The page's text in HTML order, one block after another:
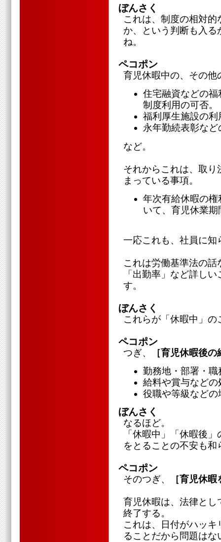
ぼんさく
これは、制度の相対
か、という判断も入
ね。
ペコポン
育児休暇中の、その他
住宅融資などの
制度利用の可否。
福利厚生施設の利
永年勤続表彰な
など。
それからこれは、取
まっている事項。
年次有給休暇の
いて、育児休業
一応これも、社員に知
これは労働基準法の話
「出勤率」など詳し
す。
ぼんさく
これらが「休暇中」の
ペコポン
つぎ、
［育児休暇後
勤務地・部署・
給料や賞与など
役職や等級など
ぼんさく
なるほど。
「休暇中」「休暇後
をとることの不安も和
ペコポン
そのつぎ、 ［育児休
育児休暇は、法律とし
終了する。
これは、日付がハッ
ることだから問題はな